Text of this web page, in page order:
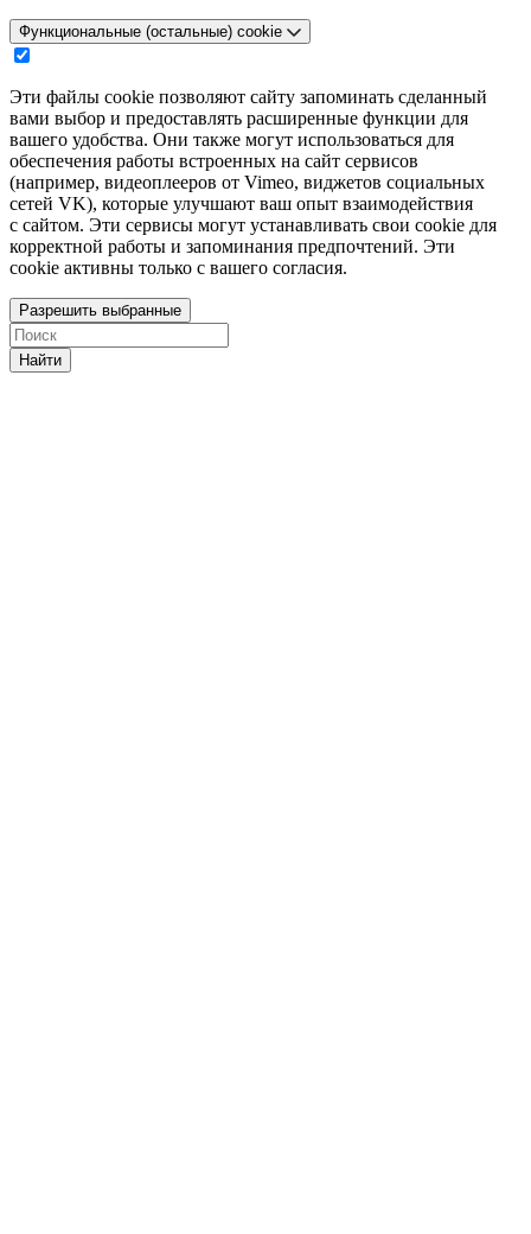
Функциональные (остальные) cookie
Эти файлы cookie позволяют сайту запоминать сделанный
вами выбор и предоставлять расширенные функции для
вашего удобства. Они также могут использоваться для
обеспечения работы встроенных на сайт сервисов
(например, видеоплееров от Vimeo, виджетов социальных
сетей VK), которые улучшают ваш опыт взаимодействия
с сайтом. Эти сервисы могут устанавливать свои cookie для
корректной работы и запоминания предпочтений. Эти
cookie активны только с вашего согласия.
Разрешить выбранные
Найти